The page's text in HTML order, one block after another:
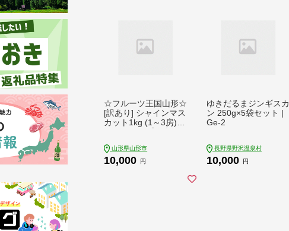
☆フルーツ王国山形☆
[訳あり] シャインマス
カット1kg (1～3房)[1
4 山形県山形市
10,000 円
ゆきだるまジンギスカ
ン 250g×5袋セット |
Ge-2
長野県野沢温泉村
10,000 円